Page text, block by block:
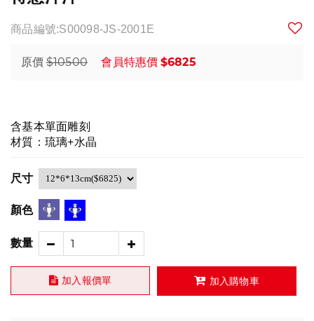
商品編號:S00098-JS-2001E
原價 $10500 會員特惠價 $6825
含基本單面雕刻
材質：琉璃+水晶
尺寸
顏色
數量
加入報價單 加入購物車